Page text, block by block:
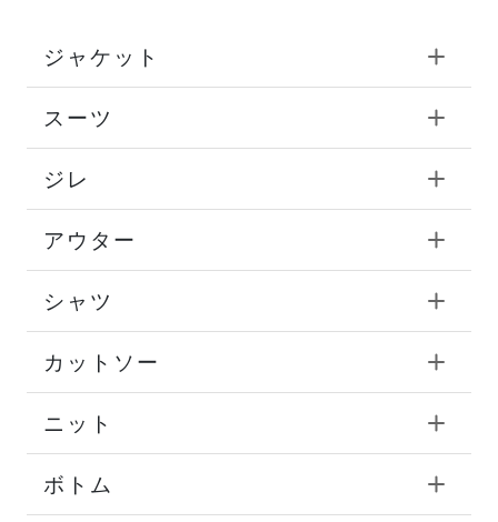
ジャケット
スーツ
ジレ
アウター
シャツ
カットソー
ニット
ボトム